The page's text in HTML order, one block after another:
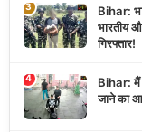
3
Bihar:
भारतीय
गिरफ्तार!
4
Bihar: मैं
जाने का